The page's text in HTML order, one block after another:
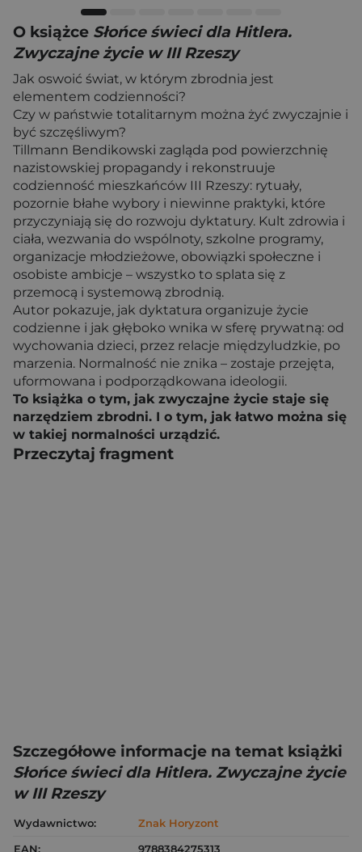
O książce Słońce świeci dla Hitlera.
Zwyczajne życie w III Rzeszy
Jak oswoić świat, w którym zbrodnia jest
elementem codzienności?
Czy w państwie totalitarnym można żyć zwyczajnie i
być szczęśliwym?
Tillmann Bendikowski zagląda pod powierzchnię
nazistowskiej propagandy i rekonstruuje
codzienność mieszkańców III Rzeszy: rytuały,
pozornie błahe wybory i niewinne praktyki, które
przyczyniają się do rozwoju dyktatury. Kult zdrowia i
ciała, wezwania do wspólnoty, szkolne programy,
organizacje młodzieżowe, obowiązki społeczne i
osobiste ambicje – wszystko to splata się z
przemocą i systemową zbrodnią.
Autor pokazuje, jak dyktatura organizuje życie
codzienne i jak głęboko wnika w sferę prywatną: od
wychowania dzieci, przez relacje międzyludzkie, po
marzenia. Normalność nie znika – zostaje przejęta,
uformowana i podporządkowana ideologii.
To książka o tym, jak zwyczajne życie staje się
narzędziem zbrodni. I o tym, jak łatwo można się
w takiej normalności urządzić.
Przeczytaj fragment
Szczegółowe informacje na temat książki
Słońce świeci dla Hitlera. Zwyczajne życie
w III Rzeszy
Wydawnictwo:
Znak Horyzont
EAN:
9788384275313